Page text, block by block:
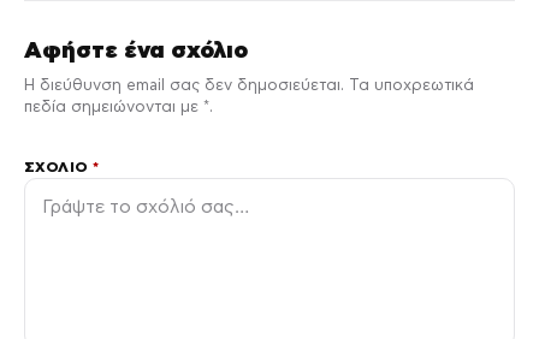
Αφήστε ένα σχόλιο
Η διεύθυνση email σας δεν δημοσιεύεται. Τα υποχρεωτικά
πεδία σημειώνονται με *.
ΣΧΌΛΙΟ*